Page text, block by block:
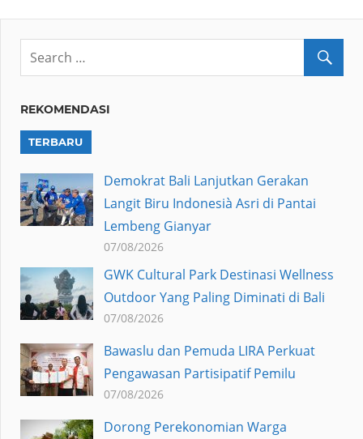
REKOMENDASI
TERBARU
Demokrat Bali Lanjutkan Gerakan
Langit Biru Indonesià Asri di Pantai
Lembeng Gianyar
07/08/2026
GWK Cultural Park Destinasi Wellness
Outdoor Yang Paling Diminati di Bali
07/08/2026
Bawaslu dan Pemuda LIRA Perkuat
Pengawasan Partisipatif Pemilu
07/08/2026
Dorong Perekonomian Warga